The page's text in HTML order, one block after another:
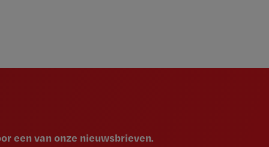
een van onze nieuwsbrieven.